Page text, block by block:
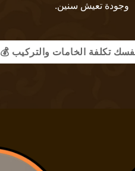
وجودة تعيش سنين.
تكلفة الخامات والتركيب 💰